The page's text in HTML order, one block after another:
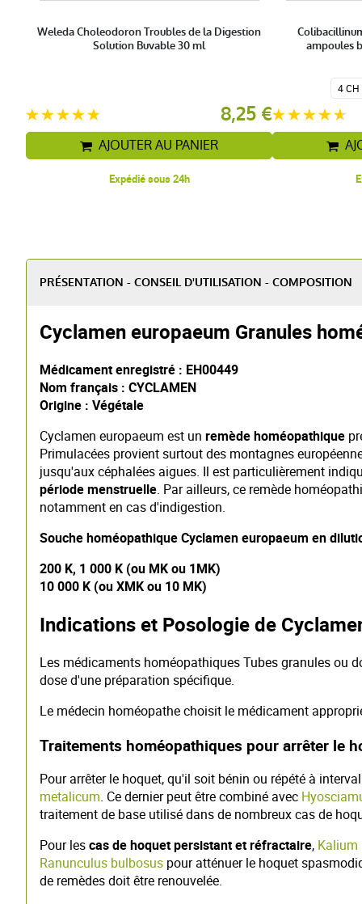
Weleda Choleodoron Troubles de la Digestion
Solution Buvable 30 ml
8,25 €
AJOUTER AU PANIER
Expédié sous 24h
ampoules
4 CH
PRÉSENTATION - CONSEIL D'UTILISATION - COMPOSITION
Cyclamen europaeum Granules
Médicament enregistré : EH00449
Nom français : CYCLAMEN
Origine : Végétale
Cyclamen europaeum est un remède homéopathique
Primulacées provient surtout des montagnes
jusqu'aux céphalées aigues. Il est particulièrement
période menstruelle. Par ailleurs, ce remède
notamment en cas d'indigestion.
Souche homéopathique Cyclamen europaeum en
200 K, 1 000 K (ou MK ou 1MK)
10 000 K (ou XMK ou 10 MK)
Indications et Posologie de
Les médicaments homéopathiques Tubes granules ou
dose d'une préparation spécifique.
Le médecin homéopathe choisit le médicament
Traitements homéopathiques pour arrêter le
Pour arrêter le hoquet, qu'il soit bénin ou répété à
metalicum. Ce dernier peut être combiné avec
traitement de base utilisé dans de nombreux cas de
Pour lescas de hoquet persistant et réfractaire,
Ranunculus bulbosus pour atténuer le hoquet
de remèdes doit être renouvelée.